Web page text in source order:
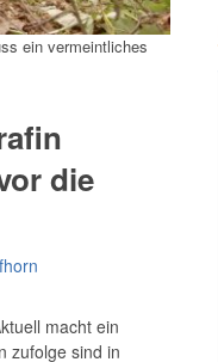
ein vermeintliches
die
macht ein
zufolge sind in